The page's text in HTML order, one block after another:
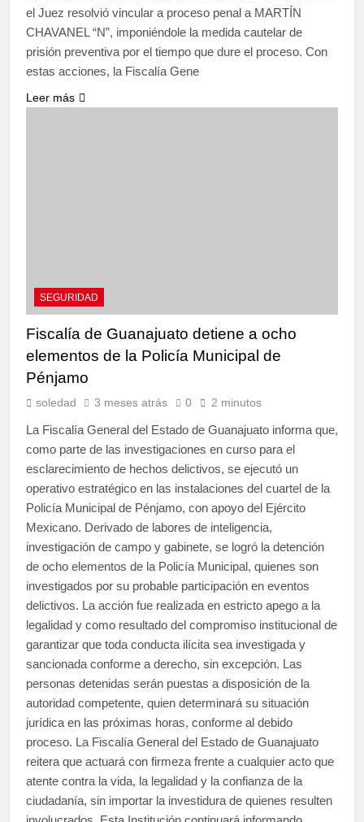
el Juez resolvió vincular a proceso penal a MARTÍN
CHAVANEL “N”, imponiéndole la medida cautelar de
prisión preventiva por el tiempo que dure el proceso. Con
estas acciones, la Fiscalía Gene
Leer más
SEGURIDAD
Fiscalía de Guanajuato detiene a ocho
elementos de la Policía Municipal de
Pénjamo
soledad 3 meses atrás 0 2 minutos
La Fiscalía General del Estado de Guanajuato informa que,
como parte de las investigaciones en curso para el
esclarecimiento de hechos delictivos, se ejecutó un
operativo estratégico en las instalaciones del cuartel de la
Policía Municipal de Pénjamo, con apoyo del Ejército
Mexicano. Derivado de labores de inteligencia,
investigación de campo y gabinete, se logró la detención
de ocho elementos de la Policía Municipal, quienes son
investigados por su probable participación en eventos
delictivos. La acción fue realizada en estricto apego a la
legalidad y como resultado del compromiso institucional de
garantizar que toda conducta ilícita sea investigada y
sancionada conforme a derecho, sin excepción. Las
personas detenidas serán puestas a disposición de la
autoridad competente, quien determinará su situación
jurídica en las próximas horas, conforme al debido
proceso. La Fiscalía General del Estado de Guanajuato
reitera que actuará con firmeza frente a cualquier acto que
atente contra la vida, la legalidad y la confianza de la
ciudadanía, sin importar la investidura de quienes resulten